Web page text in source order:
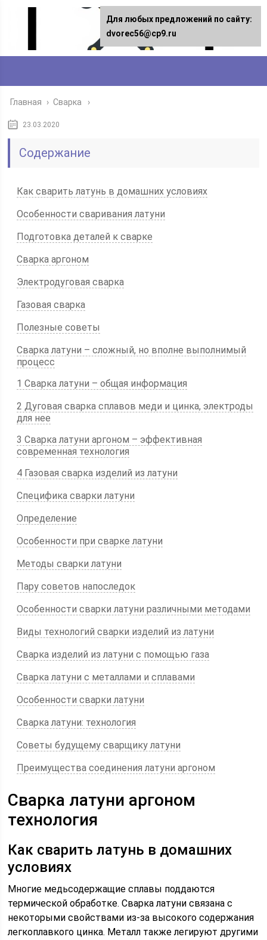
Главная › Сварка
23.03.2020
Содержание
Как сварить латунь в домашних условиях
Особенности сваривания латуни
Подготовка деталей к сварке
Сварка аргоном
Электродуговая сварка
Газовая сварка
Полезные советы
Сварка латуни – сложный, но вполне выполнимый
процесс
1 Сварка латуни – общая информация
2 Дуговая сварка сплавов меди и цинка, электроды
для нее
3 Сварка латуни аргоном – эффективная
современная технология
4 Газовая сварка изделий из латуни
Специфика сварки латуни
Определение
Особенности при сварке латуни
Методы сварки латуни
Пару советов напоследок
Особенности сварки латуни различными методами
Виды технологий сварки изделий из латуни
Сварка изделий из латуни с помощью газа
Сварка латуни с металлами и сплавами
Особенности сварки латуни
Сварка латуни: технология
Советы будущему сварщику латуни
Преимущества соединения латуни аргоном
Сварка латуни аргоном
технология
Как сварить латунь в домашних
условиях
Многие медьсодержащие сплавы поддаются
термической обработке. Сварка латуни связана с
некоторыми свойствами из-за высокого содержания
легкоплавкого цинка. Металл также легируют другими
Для любых предложений по сайту:
dvorec56@cp9.ru